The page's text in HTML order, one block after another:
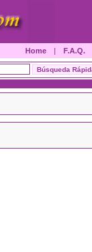
Home | F.A.Q.